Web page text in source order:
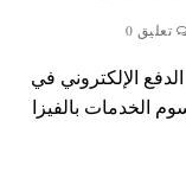
تعليق 0
الإلكتروني في
الخدمات بالفيزا